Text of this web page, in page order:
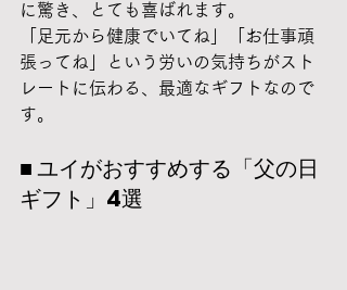
に驚き、とても喜ばれます。
「足元から健康でいてね」「お仕事頑
張ってね」という労いの気持ちがスト
レートに伝わる、最適なギフトなので
す。
■ ユイがおすすめする「父の日
ギフト」4選